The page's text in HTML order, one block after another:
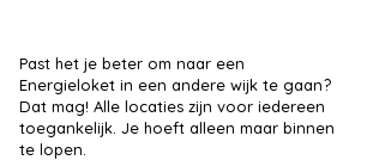
Past het je beter om naar een
Energieloket in een andere wijk te gaan?
Dat mag! Alle locaties zijn voor iedereen
toegankelijk. Je hoeft alleen maar binnen
te lopen.